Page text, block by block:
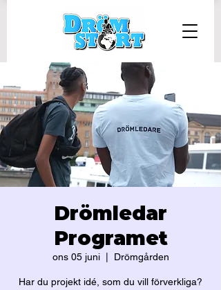
Drömledar
Programet
ons 05 juni
  |
Drömgården
Har du projekt idé, som du vill förverkliga?